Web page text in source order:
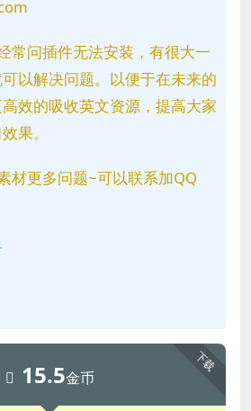
常问插件无法安装，有很大一
以解决问题。以便于在未来的
效的吸收英文资源，提高大家
果。
材更多问题~可以联系加QQ
下载
15.5金币